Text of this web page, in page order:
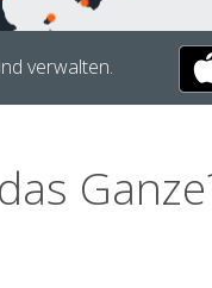
verwalten.